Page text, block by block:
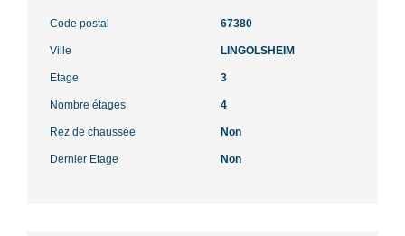
Code postal 67380
Ville LINGOLSHEIM
Etage 3
Nombre étages 4
Rez de chaussée Non
Dernier Etage Non